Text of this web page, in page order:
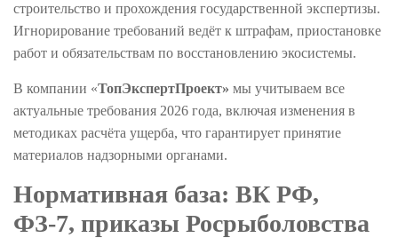
строительство и прохождения государственной экспертизы.
Игнорирование требований ведёт к штрафам, приостановке
работ и обязательствам по восстановлению экосистемы.
В компании «ТопЭкспертПроект» мы учитываем все
актуальные требования 2026 года, включая изменения в
методиках расчёта ущерба, что гарантирует принятие
материалов надзорными органами.
Нормативная база: ВК РФ,
ФЗ-7, приказы Росрыболовства